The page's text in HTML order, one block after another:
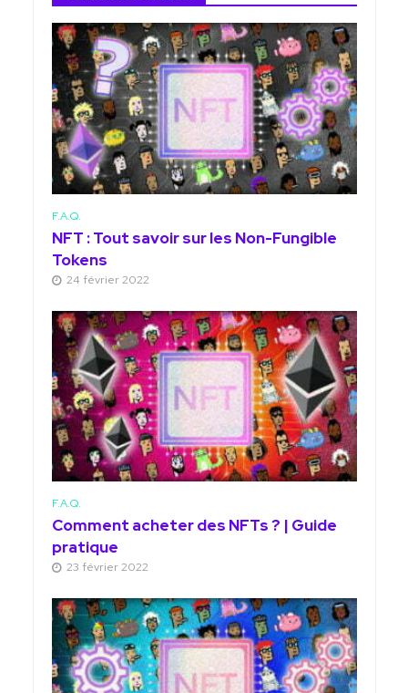
F.A.Q.
NFT : Tout savoir sur les Non-Fungible
Tokens
24 février 2022
F.A.Q.
Comment acheter des NFTs ? | Guide
pratique
23 février 2022